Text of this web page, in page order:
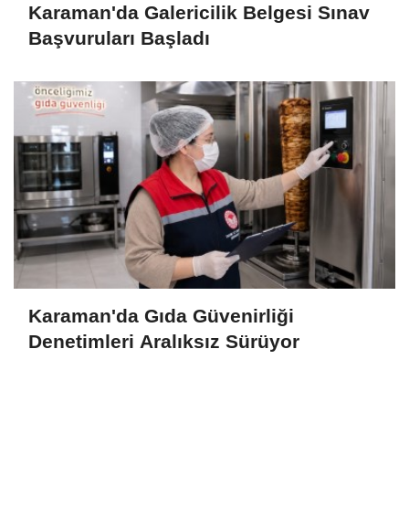
Karaman'da Galericilik Belgesi Sınav
Başvuruları Başladı
Karaman'da Gıda Güvenirliği
Denetimleri Aralıksız Sürüyor